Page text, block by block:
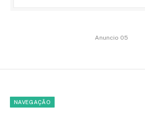
Anuncio 05
NAVEGAÇÃO